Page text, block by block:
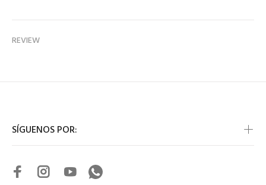
REVIEW
SÍGUENOS POR: